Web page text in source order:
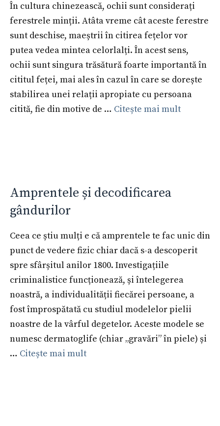
În cultura chinezească, ochii sunt considerați
ferestrele minții. Atâta vreme cât aceste ferestre
sunt deschise, maeștrii în citirea fețelor vor
putea vedea mintea celorlalți. În acest sens,
ochii sunt singura trăsătură foarte importantă în
cititul feței, mai ales în cazul în care se dorește
stabilirea unei relații apropiate cu persoana
citită, fie din motive de … Citește mai mult
Amprentele și decodificarea
gândurilor
Ceea ce știu mulți e că amprentele te fac unic din
punct de vedere fizic chiar dacă s-a descoperit
spre sfârșitul anilor 1800. Investigațiile
criminalistice funcționează, și întelegerea
noastră, a individualității fiecărei persoane, a
fost împrospătată cu studiul modelelor pielii
noastre de la vârful degetelor. Aceste modele se
numesc dermatoglife (chiar „gravări” în piele) și
… Citește mai mult